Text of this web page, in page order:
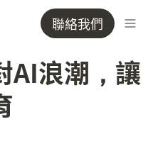
聯絡我們
AI浪潮，讓